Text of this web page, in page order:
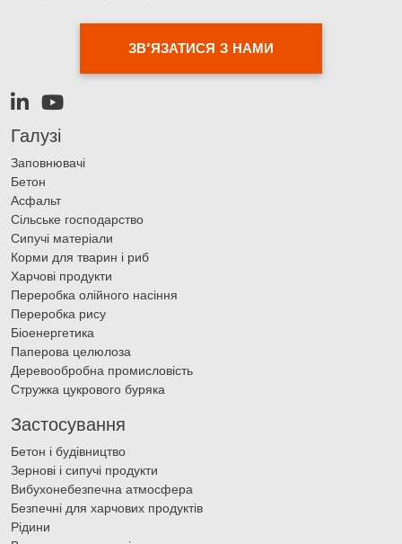
ЗВ’ЯЗАТИСЯ З НАМИ
Галузі
Заповнювачі
Бетон
Асфальт
Сільське господарство
Сипучі матеріали
Корми для тварин і риб
Харчові продукти
Переробка олійного насіння
Переробка рису
Біоенергетика
Паперова целюлоза
Деревообробна промисловість
Стружка цукрового буряка
Застосування
Бетон і будівництво
Зернові і сипучі продукти
Вибухонебезпечна атмосфера
Безпечні для харчових продуктів
Рідини